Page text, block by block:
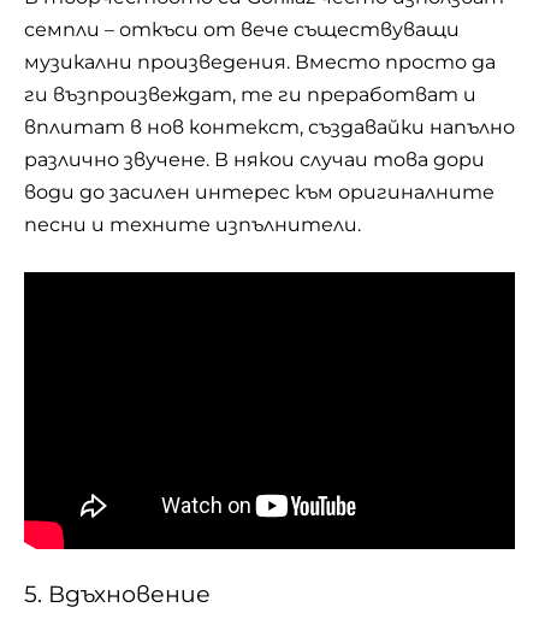
семпли – откъси от вече съществуващи
музикални произведения. Вместо просто да
ги възпроизвеждат, те ги преработват и
вплитат в нов контекст, създавайки напълно
различно звучене. В някои случаи това дори
води до засилен интерес към оригиналните
песни и техните изпълнители.
5. Вдъхновение